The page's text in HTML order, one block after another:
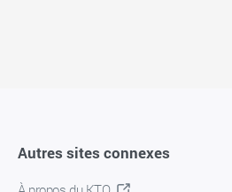
Autres sites connexes